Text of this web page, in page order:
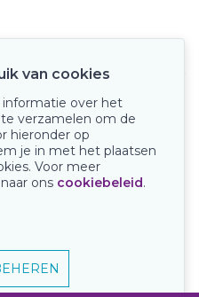
van cookies
over het
verzamelen om de
hieronder op
je in met het plaatsen
Voor meer
ons cookiebeleid.